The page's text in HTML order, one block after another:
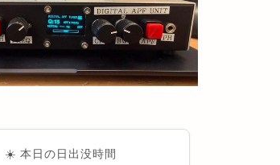
☀️ 本日の日出没時間